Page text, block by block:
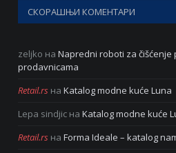
СКОРАШЊИ КОМЕНТАРИ
zeljko на Napredni roboti za
prodavnicama
Retail.rs на Katalog modne kuće Luna
Lepa sindjic на Katalog modne kuće
Retail.rs на Forma Ideale – katalog